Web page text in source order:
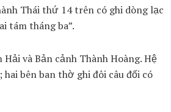
Thái thứ 14 trên có ghi dòng lạc
tám tháng ba”.
và Bản cảnh Thành Hoàng. Hệ
bên ban thờ ghi đôi câu đối có